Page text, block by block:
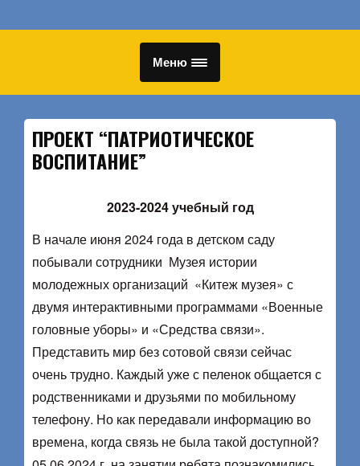
Меню
ПРОЕКТ “ПАТРИОТИЧЕСКОЕ
ВОСПИТАНИЕ”
2023-2024 учебный год
В начале июня 2024 года в детском саду
побывали сотрудники Музея истории
молодежных организаций «Китеж музея» с
двумя интерактивными программами «Военные
головные уборы» и «Средства связи».
Представить мир без сотовой связи сейчас
очень трудно. Каждый уже с пеленок общается с
родственниками и друзьями по мобильному
телефону. Но как передавали информацию во
времена, когда связь не была такой доступной?